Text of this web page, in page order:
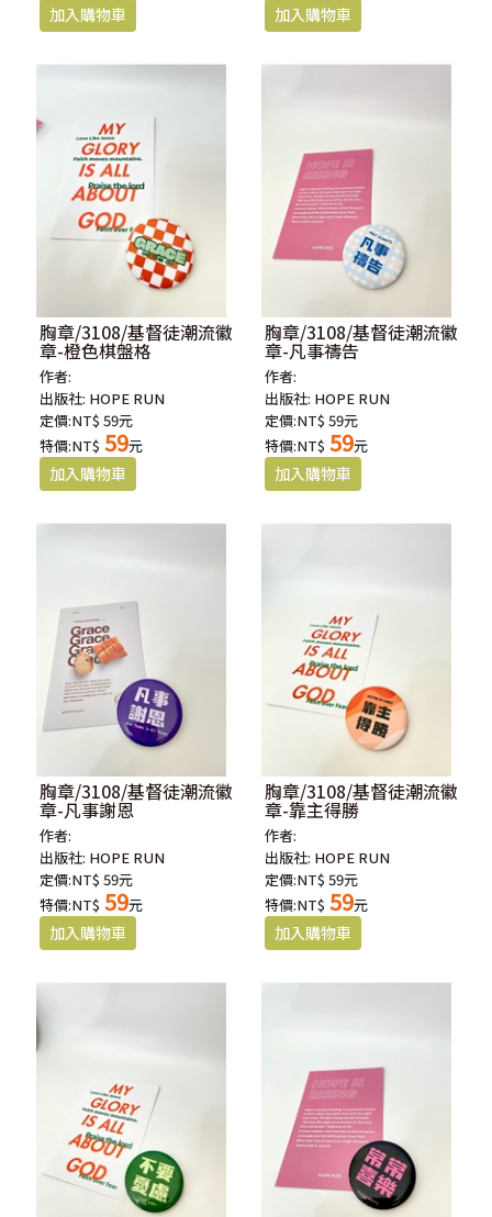
胸章/3108/基督徒潮流徽
章-橙色棋盤格
作者:
出版社: HOPE RUN
定價:NT$ 59元
特價:NT$ 59元
胸章/3108/基督徒潮流徽
章-凡事禱告
作者:
出版社: HOPE RUN
定價:NT$ 59元
特價:NT$ 59元
胸章/3108/基督徒潮流徽
章-凡事謝恩
作者:
出版社: HOPE RUN
定價:NT$ 59元
特價:NT$ 59元
胸章/3108/基督徒潮流徽
章-靠主得勝
作者:
出版社: HOPE RUN
定價:NT$ 59元
特價:NT$ 59元